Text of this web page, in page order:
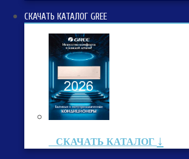
СКАЧАТЬ КАТАЛОГ GREE
СКАЧАТЬ КАТАЛОГ ↓